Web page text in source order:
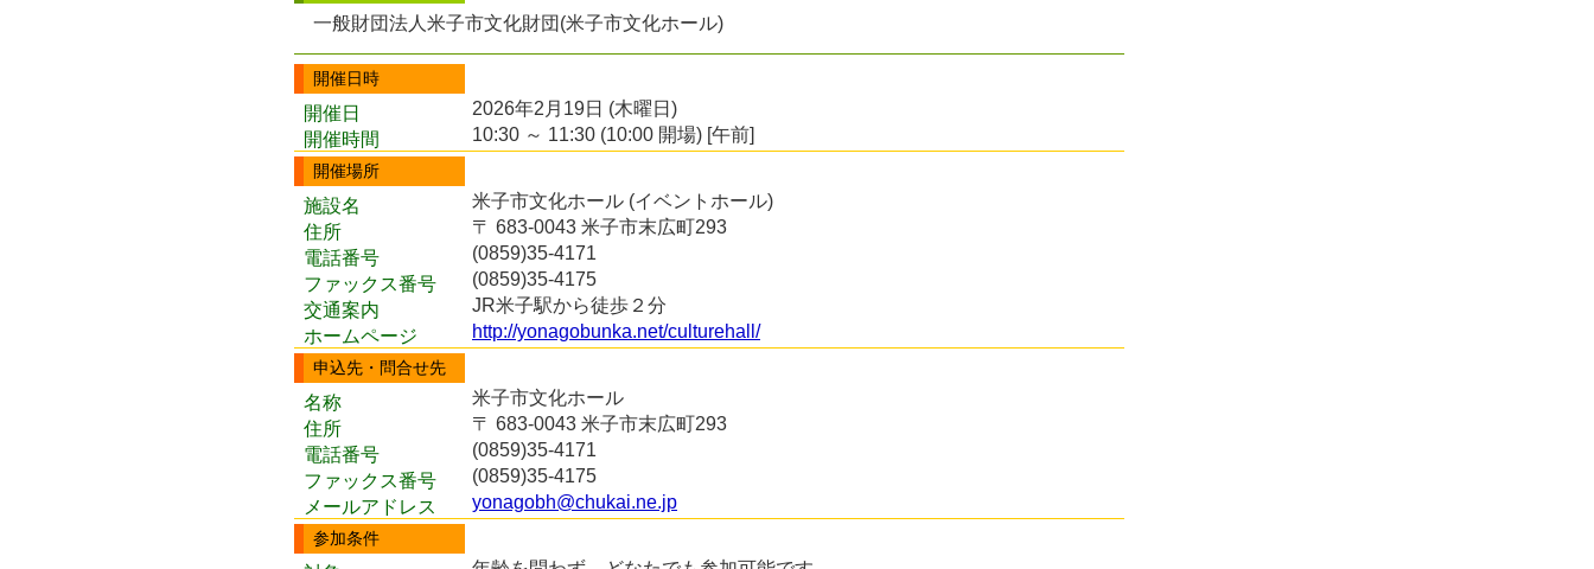
一般財団法人米子市文化財団(米子市文化ホール)
開催日時
開催日
2026年2月19日 (木曜日)
開催時間
10:30 ～ 11:30 (10:00 開場) [午前]
開催場所
施設名
米子市文化ホール (イベントホール)
住所
〒 683-0043 米子市末広町293
電話番号
(0859)35-4171
ファックス番号
(0859)35-4175
交通案内
JR米子駅から徒歩２分
ホームページ
http://yonagobunka.net/culturehall/
申込先・問合せ先
名称
米子市文化ホール
住所
〒 683-0043 米子市末広町293
電話番号
(0859)35-4171
ファックス番号
(0859)35-4175
メールアドレス
yonagobh@chukai.ne.jp
参加条件